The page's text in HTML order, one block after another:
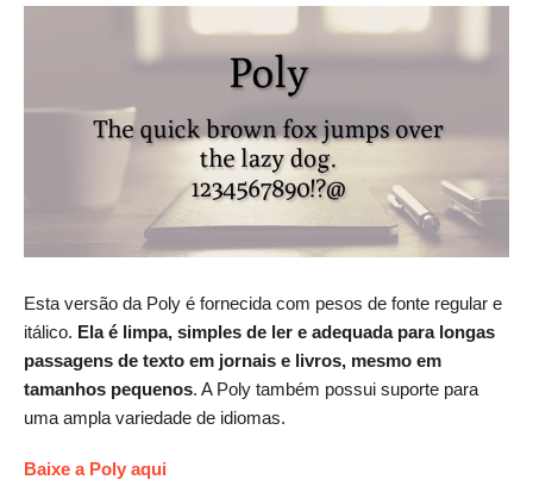
Esta versão da Poly é fornecida com pesos de fonte regular e
itálico. Ela é limpa, simples de ler e adequada para longas
passagens de texto em jornais e livros, mesmo em
tamanhos pequenos. A Poly também possui suporte para
uma ampla variedade de idiomas.
Baixe a Poly aqui